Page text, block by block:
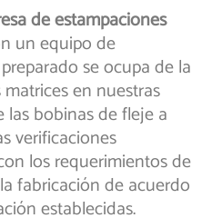
de estampaciones
un equipo de
se ocupa de la
en nuestras
las bobinas de fleje a
verificaciones
los requerimientos de
fabricación de acuerdo
establecidas.